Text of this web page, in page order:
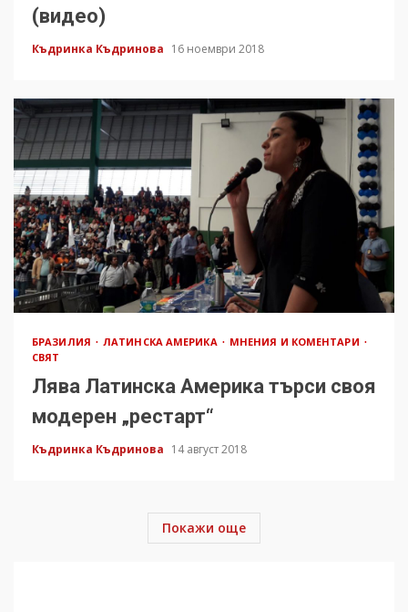
(видео)
Къдринка Къдринова 16 ноември 2018
БРАЗИЛИЯ ЛАТИНСКА АМЕРИКА
МНЕНИЯ И КОМЕНТАРИ
СВЯТ
Лява Латинска Америка търси своя
модерен „рестарт“
Къдринка Къдринова 14 август 2018
Покажи още